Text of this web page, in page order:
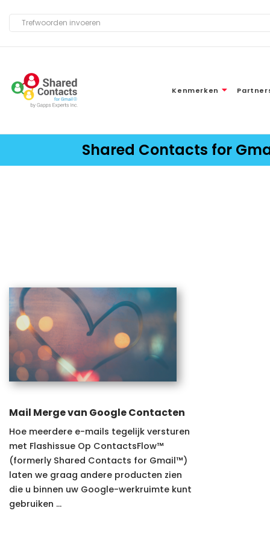
Kenmerken
Shared Contacts for
Mail Merge van Google Contacten
Hoe meerdere e-mails tegelijk versturen
met Flashissue Op ContactsFlow™
(formerly Shared Contacts for Gmail™)
laten we graag andere producten zien
die u binnen uw Google-werkruimte kunt
gebruiken ...